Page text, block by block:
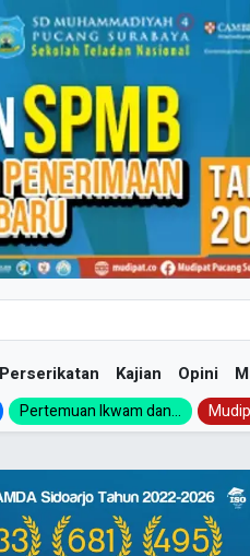
Kajian Opini
Pertemuan Ikwam dan...